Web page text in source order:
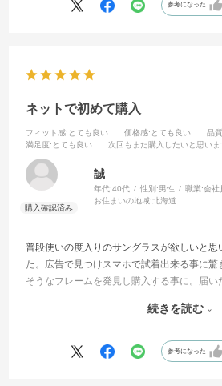
参考になった
ネットで初めて購入
フィット感:とても良い 価格感:とても良い 品質
満足度:とても良い 次回もまた購入したいと思いま
誠
年代:40代 性別:男性 職業:会社
お住まいの地域:北海道
普段使いの度入りのサングラスが欲しいと思
た。広告で見つけスマホで試着出来る事に驚
そうなフレームを発見し購入する事に。届い
度が分かるなら家で簡単に作れるこのサービ
続きを読む
参考になった